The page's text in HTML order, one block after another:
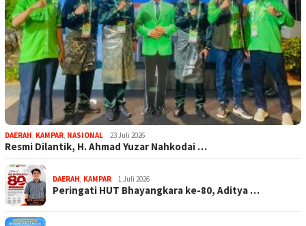
DAERAH, KAMPAR, NASIONAL 23 Juli 2026
Resmi Dilantik, H. Ahmad Yuzar Nahkodai …
DAERAH, KAMPAR 1 Juli 2026
Peringati HUT Bhayangkara ke-80, Aditya …